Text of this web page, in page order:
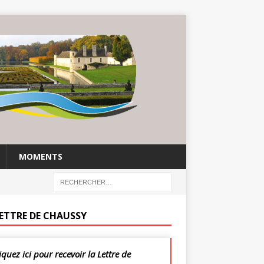
MOMENTS
DE CHAUSSY
ici pour recevoir la Lettre de